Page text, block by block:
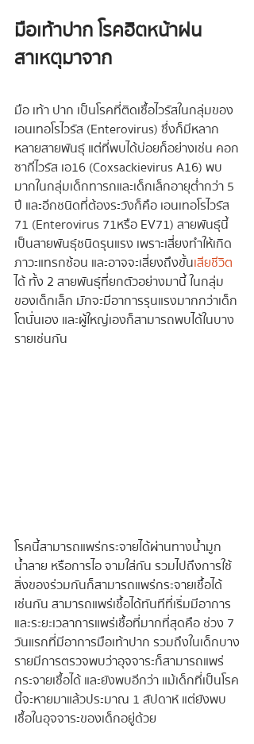
มือเท้าปาก โรคฮิตหน้าฝน
สาเหตุมาจาก
มือ เท้า ปาก เป็นโรคที่ติดเชื้อไวรัสในกลุ่มของ
เอนเทอโรไวรัส (Enterovirus) ซึ่งก็มีหลาก
หลายสายพันธุ์ แต่ที่พบได้บ่อยก็อย่างเช่น คอก
ซากีไวรัส เอ16 (Coxsackievirus A16) พบ
มากในกลุ่มเด็กทารกและเด็กเล็กอายุต่ำกว่า 5
ปี และอีกชนิดที่ต้องระวังก็คือ เอนเทอโรไวรัส
71 (Enterovirus 71หรือ EV71) สายพันธุ์นี้
เป็นสายพันธุ์ชนิดรุนแรง เพราะเสี่ยงทำให้เกิด
ภาวะแทรกซ้อน และอาจจะเสี่ยงถึงขั้นเสียชีวิต
ได้ ทั้ง 2 สายพันธุ์ที่ยกตัวอย่างมานี้ ในกลุ่ม
ของเด็กเล็ก มักจะมีอาการรุนแรงมากกว่าเด็ก
โตนั่นเอง และผู้ใหญ่เองก็สามารถพบได้ในบาง
รายเช่นกัน
โรคนี้สามารถแพร่กระจายได้ผ่านทางน้ำมูก
น้ำลาย หรือการไอ จามใส่กัน รวมไปถึงการใช้
สิ่งของร่วมกันก็สามารถแพร่กระจายเชื้อได้
เช่นกัน สามารถแพร่เชื้อได้ทันทีที่เริ่มมีอาการ
และระยะเวลาการแพร่เชื้อที่มากที่สุดคือ ช่วง 7
วันแรกที่มีอาการมือเท้าปาก รวมถึงในเด็กบาง
รายมีการตรวจพบว่าอุจจาระก็สามารถแพร่
กระจายเชื้อได้ และยังพบอีกว่า แม้เด็กที่เป็นโรค
นี้จะหายมาแล้วประมาณ 1 สัปดาห์ แต่ยังพบ
เชื้อในอุจจาระของเด็กอยู่ด้วย